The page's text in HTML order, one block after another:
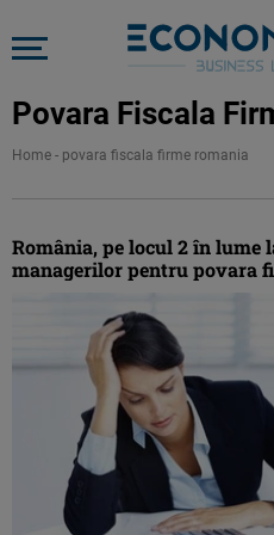
Povara Fiscala
Home - povara fiscala firme romania
România, pe locul 2 în lume
managerilor pentru povara